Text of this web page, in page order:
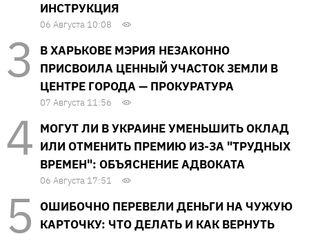
ИНСТРУКЦИЯ
06 Августа 10:08
В ХАРЬКОВЕ МЭРИЯ НЕЗАКОННО
ПРИСВОИЛА ЦЕННЫЙ УЧАСТОК ЗЕМЛИ В
ЦЕНТРЕ ГОРОДА — ПРОКУРАТУРА
07 Августа 11:56
МОГУТ ЛИ В УКРАИНЕ УМЕНЬШИТЬ ОКЛАД
ИЛИ ОТМЕНИТЬ ПРЕМИЮ ИЗ-ЗА "ТРУДНЫХ
ВРЕМЕН": ОБЪЯСНЕНИЕ АДВОКАТА
06 Августа 17:51
ОШИБОЧНО ПЕРЕВЕЛИ ДЕНЬГИ НА ЧУЖУЮ
КАРТОЧКУ: ЧТО ДЕЛАТЬ И КАК ВЕРНУТЬ